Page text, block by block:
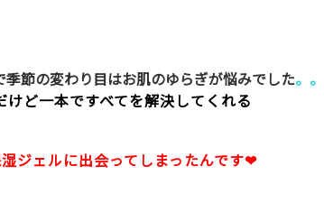
季節の変わり目はお肌のゆらぎが悩みでした。。
けど一本ですべてを解決してくれる
ジェルに出会ってしまったんです❤